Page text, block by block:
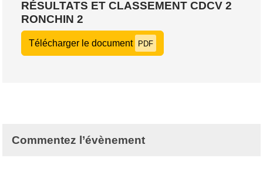
RÉSULTATS ET CLASSEMENT CDCV 2
RONCHIN 2
Télécharger le document PDF
Commentez l’évènement